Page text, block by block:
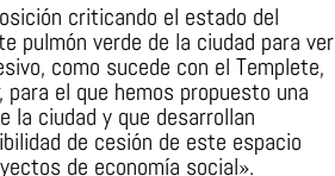
criticando el estado del
pulmón verde de la ciudad para ver
como sucede con el Templete,
el que hemos propuesto una
la ciudad y que desarrollan
de cesión de este espacio
de economía social».